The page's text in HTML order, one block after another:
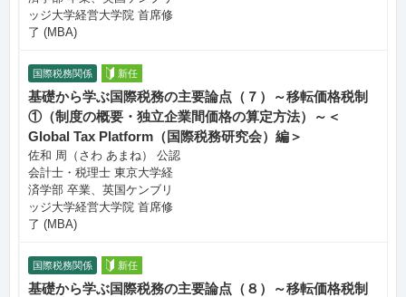
ッジ大学経営大学院 首席修
了 (MBA)
国際税務関係 新任
基礎から学ぶ国際税務の主要論点（７）～移転価格税制
①（制度の概要・独立企業間価格の算定方法）～＜
Global Tax Platform（国際税務研究会）編＞
佐和 周（さわ あまね） 公認
会計士・税理士 東京大学経
済学部 卒業、英国ケンブリ
ッジ大学経営大学院 首席修
了 (MBA)
国際税務関係 新任
基礎から学ぶ国際税務の主要論点（８）～移転価格税制